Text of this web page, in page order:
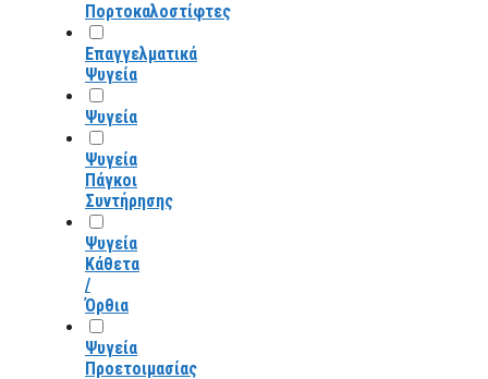
Πορτοκαλοστίφτες
Επαγγελματικά
Ψυγεία
Ψυγεία
Ψυγεία
Πάγκοι
Συντήρησης
Ψυγεία
Κάθετα
/
Όρθια
Ψυγεία
Προετοιμασίας